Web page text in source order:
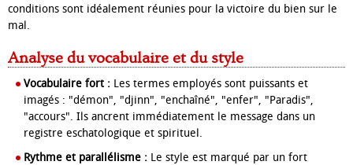
conditions sont idéalement réunies pour la victoire du bien sur le
mal.
Analyse du vocabulaire et du style
Vocabulaire fort : Les termes employés sont puissants et
imagés : "démon", "djinn", "enchaîné", "enfer", "Paradis",
"accours". Ils ancrent immédiatement le message dans un
registre eschatologique et spirituel.
Rythme et parallélisme : Le style est marqué par un fort